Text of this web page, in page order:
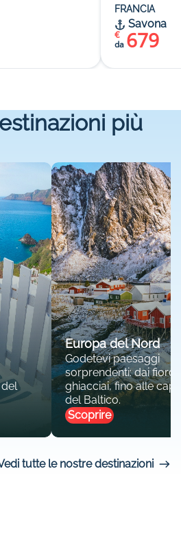
FRANCIA
Savona
da 679
€
più
Europa del Nord
Godetevi paesaggi
sorprendenti: dai fiordi
ghiacciai, fino alle
del Baltico.
Scoprire
tutte le nostre destinazioni